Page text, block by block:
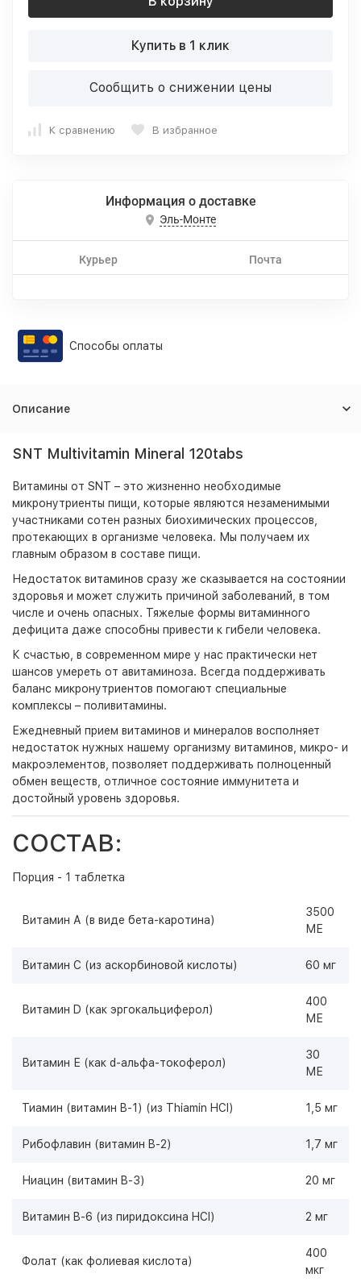
Купить в 1 клик
Сообщить о снижении цены
К сравнению В избранное
Информация о доставке
Эль-Монте
Курьер Почта
Способы оплаты
Описание
SNT Multivitamin Mineral 120tabs
Витамины от SNT – это жизненно необходимые
микронутриенты пищи, которые являются незаменимыми
участниками сотен разных биохимических процессов,
протекающих в организме человека. Мы получаем их
главным образом в составе пищи.
Недостаток витаминов сразу же сказывается на состоянии
здоровья и может служить причиной заболеваний, в том
числе и очень опасных. Тяжелые формы витаминного
дефицита даже способны привести к гибели человека.
К счастью, в современном мире у нас практически нет
шансов умереть от авитаминоза. Всегда поддерживать
баланс микронутриентов помогают специальные
комплексы – поливитамины.
Ежедневный прием витаминов и минералов восполняет
недостаток нужных нашему организму витаминов, микро- и
макроэлементов, позволяет поддерживать полноценный
обмен веществ, отличное состояние иммунитета и
достойный уровень здоровья.
СОСТАВ:
Порция - 1 таблетка
Витамин А (в виде бета-каротина)
3500
МЕ
Витамин C (из аскорбиновой кислоты) 60 мг
Витамин D (как эргокальциферол)
400
МЕ
Витамин Е (как d-альфа-токоферол)
30
МЕ
Тиамин (витамин B-1) (из Thiamin HCI) 1,5 мг
Рибофлавин (витамин B-2) 1,7 мг
Ниацин (витамин B-3) 20 мг
Витамин B-6 (из пиридоксина HCl) 2 мг
Фолат (как фолиевая кислота)
400
мкг